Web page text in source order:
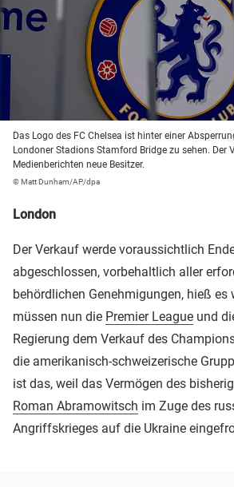
Das Logo des FC Chelsea ist hinter einer
Londoner Stadions Stamford Bridge zu sehen. Der
Medienberichten neue Besitzer.
© Matt Dunham/AP/dpa
London
Der Verkauf werde voraussichtlich
abgeschlossen, vorbehaltlich aller
behördlichen Genehmigungen, hieß es
müssen nun die Premier League und
Regierung dem Verkauf des
die amerikanisch-schweizerische
ist das, weil das Vermögen des
Roman Abramowitsch im Zuge des
Angriffskrieges auf die Ukraine